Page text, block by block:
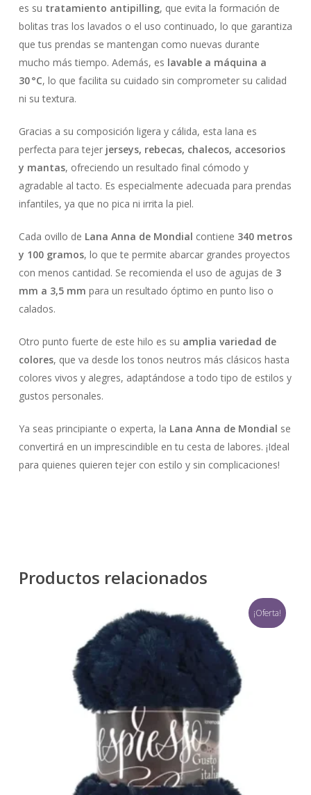
es su tratamiento antipilling, que evita la formación de
bolitas tras los lavados o el uso continuado, lo que garantiza
que tus prendas se mantengan como nuevas durante
mucho más tiempo. Además, es lavable a máquina a
30 °C, lo que facilita su cuidado sin comprometer su calidad
ni su textura.
Gracias a su composición ligera y cálida, esta lana es
perfecta para tejer jerseys, rebecas, chalecos, accesorios
y mantas, ofreciendo un resultado final cómodo y
agradable al tacto. Es especialmente adecuada para prendas
infantiles, ya que no pica ni irrita la piel.
Cada ovillo de Lana Anna de Mondial contiene 340 metros
y 100 gramos, lo que te permite abarcar grandes proyectos
con menos cantidad. Se recomienda el uso de agujas de 3
mm a 3,5 mm para un resultado óptimo en punto liso o
calados.
Otro punto fuerte de este hilo es su amplia variedad de
colores, que va desde los tonos neutros más clásicos hasta
colores vivos y alegres, adaptándose a todo tipo de estilos y
gustos personales.
Ya seas principiante o experta, la Lana Anna de Mondial se
convertirá en un imprescindible en tu cesta de labores. ¡Ideal
para quienes quieren tejer con estilo y sin complicaciones!
Productos relacionados
¡Oferta!